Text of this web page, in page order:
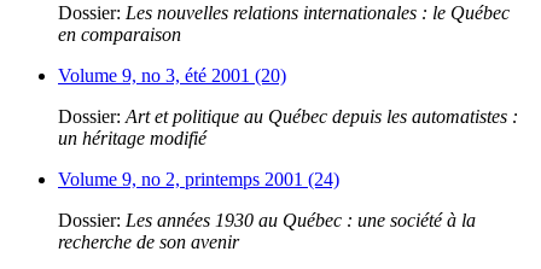
Dossier: Les nouvelles relations internationales : le Québec
en comparaison
Volume 9, no 3, été 2001 (20)
Dossier: Art et politique au Québec depuis les automatistes :
un héritage modifié
Volume 9, no 2, printemps 2001 (24)
Dossier: Les années 1930 au Québec : une société à la
recherche de son avenir